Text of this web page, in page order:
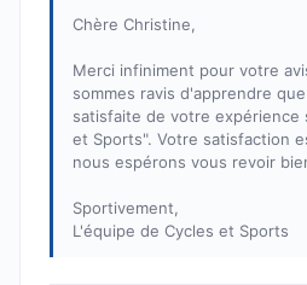
Chère Christine,
Merci infiniment pour votre
sommes ravis d'apprendre
satisfaite de votre expérience
et Sports". Votre satisfaction
nous espérons vous revoir
Sportivement,
L'équipe de Cycles et Sports